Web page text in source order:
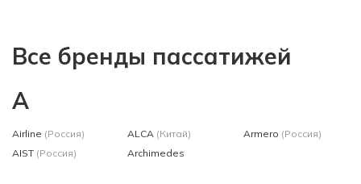
Все бренды пассатижей
A
Airline (Россия)
AIST (Россия)
ALCA (Китай)
Archimedes
Armero (Россия)